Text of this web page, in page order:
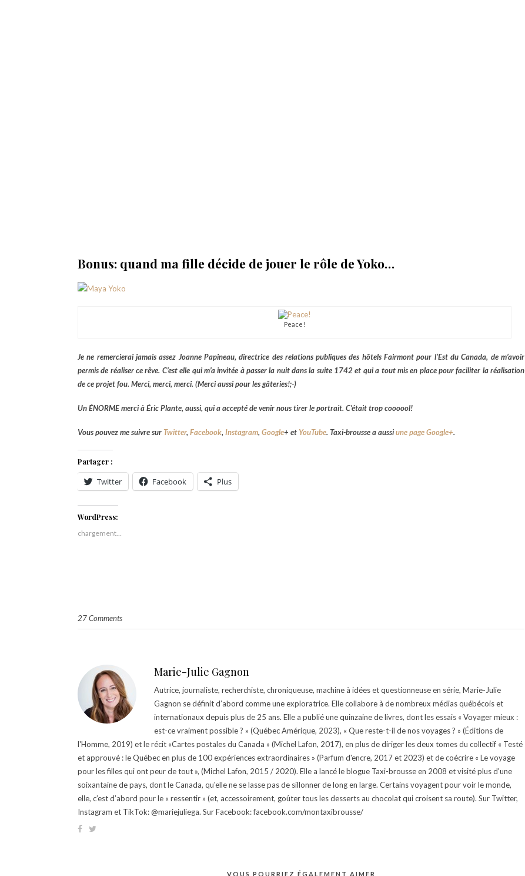
Bonus: quand ma fille décide de jouer le rôle de Yoko…
Peace!
Je ne remercierai jamais assez Joanne Papineau, directrice des relations publiques des hôtels Fairmont pour l’Est du Canada, de m’avoir
permis de réaliser ce rêve. C’est elle qui m’a invitée à passer la nuit dans la suite 1742 et qui a tout mis en place pour faciliter la réalisation
de ce projet fou. Merci, merci, merci. (Merci aussi pour les gâteries!;-)
Un ÉNORME merci à Éric Plante, aussi, qui a accepté de venir nous tirer le portrait. C’était trop coooool!
Vous pouvez me suivre sur Twitter, Facebook, Instagram, Google+ et YouTube. Taxi-brousse a aussiune page Google+.
Partager :
Twitter Facebook Plus
WordPress:
chargement…
27 Comments
Marie-Julie Gagnon
Autrice, journaliste, recherchiste, chroniqueuse, machine à idées et questionneuse en série, Marie-Julie
Gagnon se définit d’abord comme une exploratrice. Elle collabore à de nombreux médias québécois et
internationaux depuis plus de 25 ans. Elle a publié une quinzaine de livres, dont les essais « Voyager mieux :
est-ce vraiment possible ? » (Québec Amérique, 2023), « Que reste-t-il de nos voyages ? » (Éditions de
l'Homme, 2019) et le récit «Cartes postales du Canada » (Michel Lafon, 2017), en plus de diriger les deux tomes du collectif « Testé
et approuvé : le Québec en plus de 100 expériences extraordinaires » (Parfum d'encre, 2017 et 2023) et de coécrire « Le voyage
pour les filles qui ont peur de tout », (Michel Lafon, 2015 / 2020). Elle a lancé le blogue Taxi-brousse en 2008 et visité plus d'une
soixantaine de pays, dont le Canada, qu'elle ne se lasse pas de sillonner de long en large. Certains voyagent pour voir le monde,
elle, c’est d’abord pour le « ressentir » (et, accessoirement, goûter tous les desserts au chocolat qui croisent sa route). Sur Twitter,
Instagram et TikTok: @mariejuliega. Sur Facebook: facebook.com/montaxibrousse/
VOUS POURRIEZ ÉGALEMENT AIMER